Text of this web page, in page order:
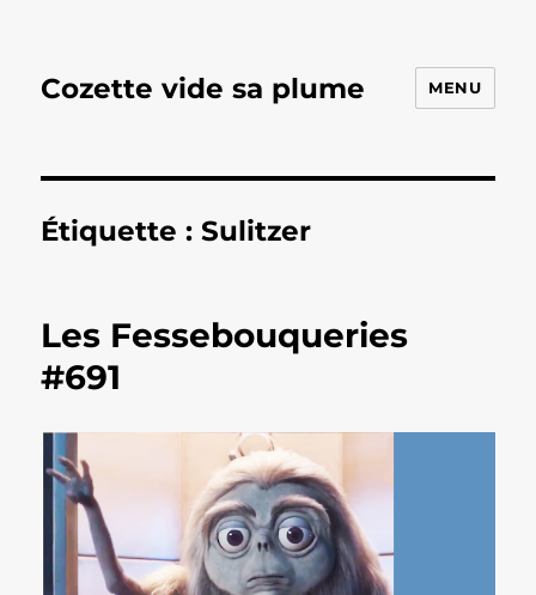
Cozette vide sa plume MENU
Étiquette :Sulitzer
Les Fessebouqueries
#691